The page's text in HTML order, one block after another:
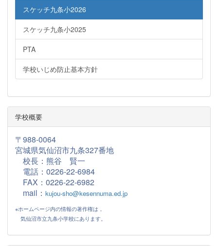
スケッチ九条小2026
スケッチ九条小2025
PTA
学校いじめ防止基本方針
学校概要
〒988-0064
宮城県気仙沼市九条327番地
校長：熊谷 賢一
電話：0226-22-6984
FAX： 0226-22-6982
mail： kujou-sho@kesennuma.ed.jp
※ホームページ内の情報の著作権は，
気仙沼市立九条小学校にあります。